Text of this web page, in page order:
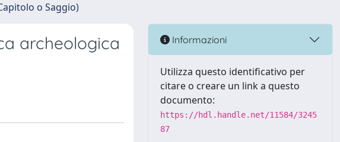
o Saggio)
archeologica
Informazioni
Utilizza questo identificativo per
citare o creare un link a questo
documento:
https://hdl.handle.net/11584/3245
87